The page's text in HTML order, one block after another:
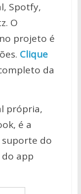
Spotfy,
O
projeto é
Clique
da
própria,
é a
do
do app